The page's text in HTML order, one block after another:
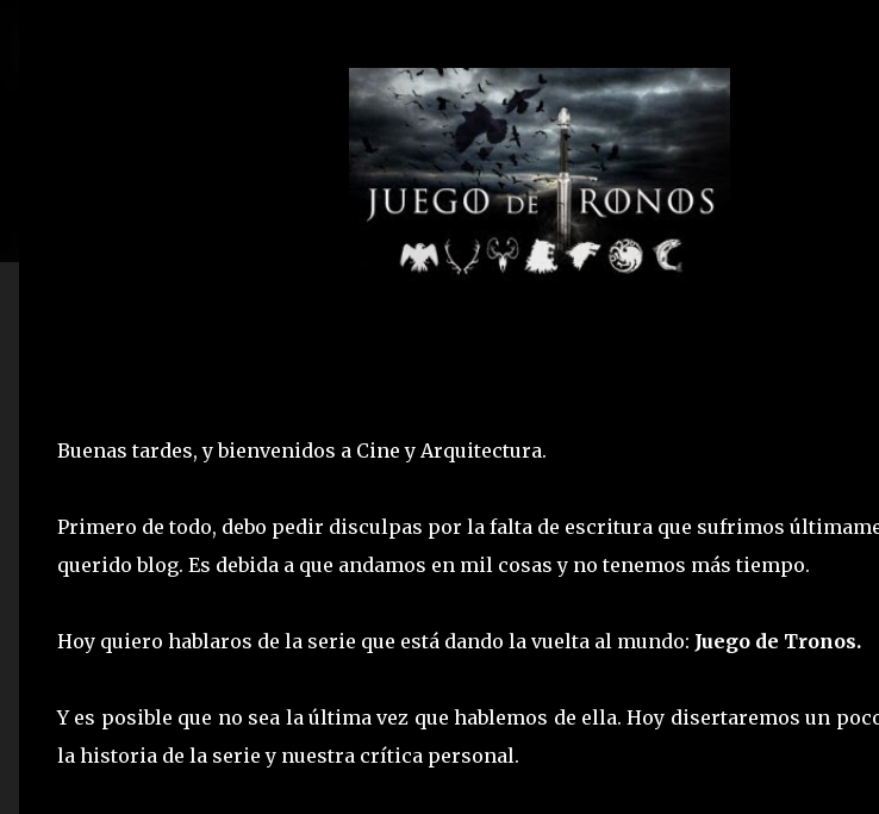
Buenas tardes, y bienvenidos a Cine y Arquitectura.
Primero de todo, debo pedir disculpas por la falta de escritura que sufrimos
querido blog. Es debida a que andamos en mil cosas y no tenemos más tiempo.
Hoy quiero hablaros de la serie que está dando la vuelta al mundo: Juego de Tronos.
Y es posible que no sea la última vez que hablemos de ella. Hoy disertaremos un
la historia de la serie y nuestra crítica personal.